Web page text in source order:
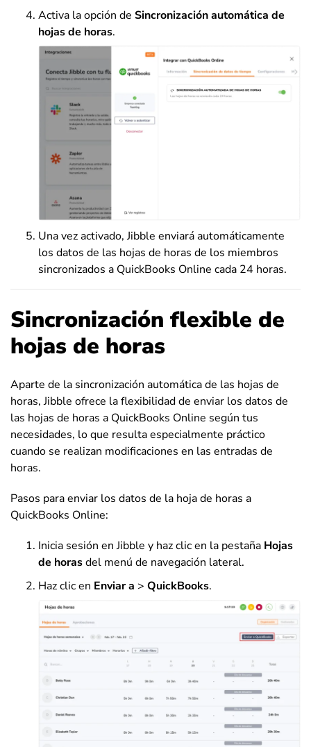
Activa la opción de Sincronización automática de
hojas de horas.
Una vez activado, Jibble enviará automáticamente
los datos de las hojas de horas de los miembros
sincronizados a QuickBooks Online cada 24 horas.
Sincronización flexible de
hojas de horas
Aparte de la sincronización automática de las hojas de
horas, Jibble ofrece la flexibilidad de enviar los datos de
las hojas de horas a QuickBooks Online según tus
necesidades, lo que resulta especialmente práctico
cuando se realizan modificaciones en las entradas de
horas.
Pasos para enviar los datos de la hoja de horas a
QuickBooks Online:
Inicia sesión en Jibble y haz clic en la pestaña Hojas
de horasdel menú de navegación lateral.
Haz clic en Enviar a > QuickBooks.